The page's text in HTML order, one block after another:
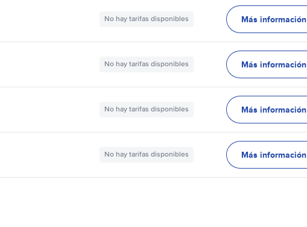
No hay tarifas disponibles Más información
No hay tarifas disponibles Más información
No hay tarifas disponibles Más información
No hay tarifas disponibles Más información